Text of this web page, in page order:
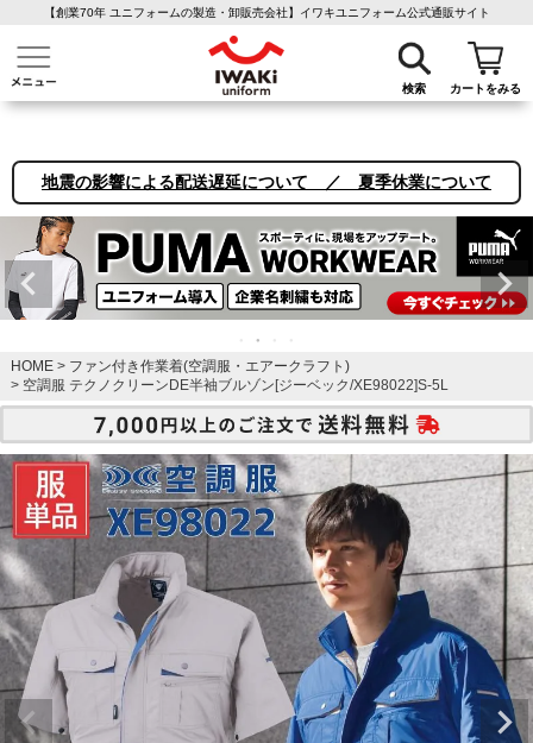
【創業70年 ユニフォームの製造・卸販売会社】イワキユニフォーム公式通販サイト
検索 カートをみる
介護ユニフォーム 作業着・作業服 ファン付き作業着 医療白衣
地震の影響による配送遅延について ／ 夏季休業について
HOME
ファン付き作業着(空調服・エアークラフト)
空調服 テクノクリーンDE半袖ブルゾン[ジーベック/XE98022]S-5L